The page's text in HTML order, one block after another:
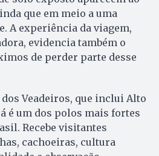
que em meio a uma
A experiência da viagem,
evidencia também o
de perder parte desse
dos Veadeiros, que inclui Alto
é um dos polos mais fortes
Recebe visitantes
cachoeiras, cultura